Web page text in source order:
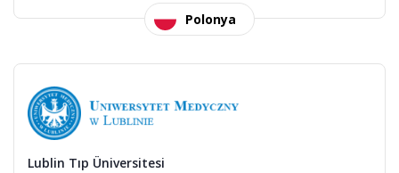
Polonya
Lublin Tıp Üniversitesi